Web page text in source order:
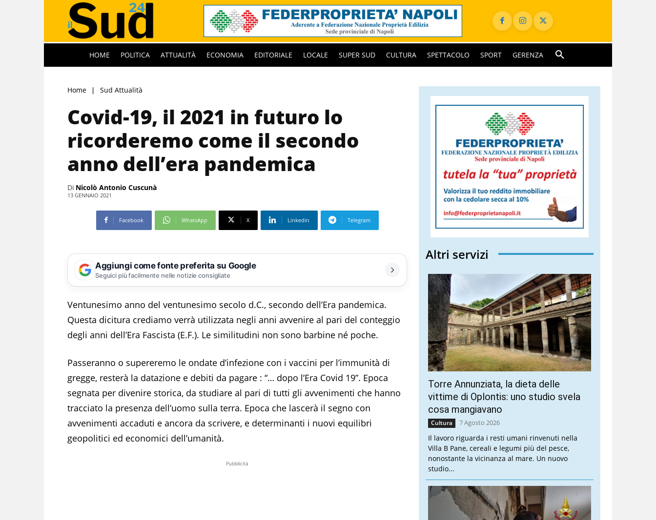
HOME POLITICA ATTUALITÀ ECONOMIA EDITORIALE LOCALE SUPER SUD CULTURA SPETTACOLO SPORT GERENZA
Home Sud Attualità
Covid-19, il 2021 in futuro lo
ricorderemo come il secondo
anno dell’era pandemica
Di Nicolò Antonio Cuscunà
13 GENNAIO 2021
Facebook WhatsApp X Linkedin Telegram
Aggiungi come fonte preferita su Google
Seguici più facilmente nelle notizie consigliate
Ventunesimo anno del ventunesimo secolo d.C., secondo dell’Era pandemica.
Questa dicitura crediamo verrà utilizzata negli anni avvenire al pari del conteggio
degli anni dell’Era Fascista (E.F.). Le similitudini non sono barbine né poche.
Passeranno o supereremo le ondate d’infezione con i vaccini per l’immunità di
gregge, resterà la datazione e debiti da pagare : “… dopo l’Era Covid 19”. Epoca
segnata per divenire storica, da studiare al pari di tutti gli avvenimenti che hanno
tracciato la presenza dell’uomo sulla terra. Epoca che lascerà il segno con
avvenimenti accaduti e ancora da scrivere, e determinanti i nuovi equilibri
geopolitici ed economici dell’umanità.
Pubblicità
Altri servizi
Torre Annunziata, la dieta delle
vittime di Oplontis: uno studio svela
cosa mangiavano
Cultura 7 Agosto 2026
Il lavoro riguarda i resti umani rinvenuti nella
Villa B Pane, cereali e legumi più del pesce,
nonostante la vicinanza al mare. Un nuovo
studio...